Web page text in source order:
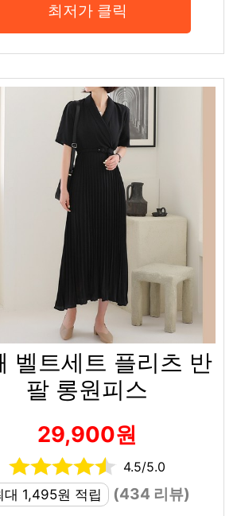
최저가 클릭
벨트세트 플리츠 반
팔 롱원피스
29,900원
4.5/5.0
대 1,495원 적립
(434 리뷰)